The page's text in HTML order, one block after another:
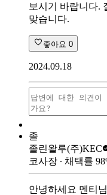
보시기 바랍니다.
맞습니다.
좋아요 0
2024.09.18
졸
졸린왈루(주)KEC
코사장 ∙ 채택률 98
안녕하세요 멘티